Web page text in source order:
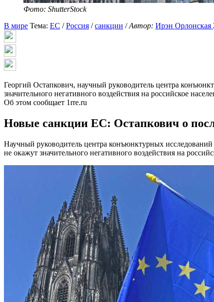
Фото: ShutterStock
В мире Тема: ЕС /Россия /санкции /Автор: Ирэн Орлонская
Георгий Остапкович, научный руководитель центра
значительного негативного воздействия на российское
Об этом сообщает 1rre.ru
Новые санкции ЕС: Остапкович о
Научный руководитель центра конъюнктурных
не окажут значительного негативного воздействия на